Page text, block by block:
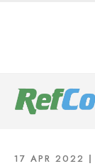
17 APR 2022